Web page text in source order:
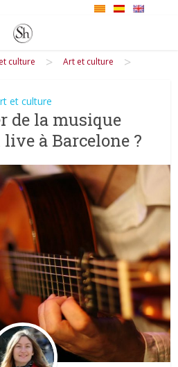
culture > Art et culture >
et culture
de la musique
à Barcelone ?